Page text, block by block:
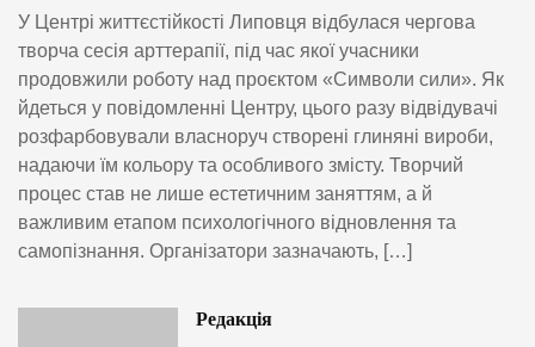
У Центрі життєстійкості Липовця відбулася чергова
творча сесія арттерапії, під час якої учасники
продовжили роботу над проєктом «Символи сили». Як
йдеться у повідомленні Центру, цього разу відвідувачі
розфарбовували власноруч створені глиняні вироби,
надаючи їм кольору та особливого змісту. Творчий
процес став не лише естетичним заняттям, а й
важливим етапом психологічного відновлення та
самопізнання. Організатори зазначають, […]
Редакція